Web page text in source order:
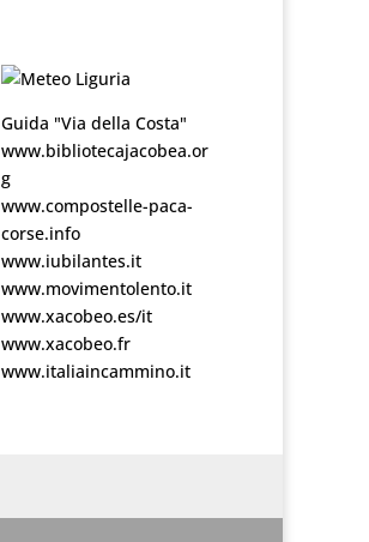
Guida "Via della Costa"
www.bibliotecajacobea.or
g
www.compostelle-paca-
corse.info
www.iubilantes.it
www.movimentolento.it
www.xacobeo.es/it
www.xacobeo.fr
www.italiaincammino.it